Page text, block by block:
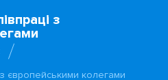
з
з європейськими колегами